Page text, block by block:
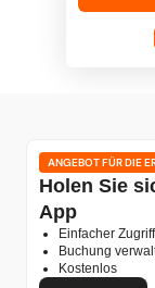
ANGEBOT FÜR DIE
Holen Sie
App
Einfacher Zugriff
Buchung
Kostenlos